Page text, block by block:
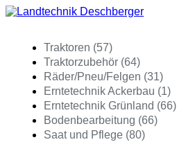
Traktoren (57)
Traktorzubehör (64)
Räder/Pneu/Felgen (31)
Erntetechnik Ackerbau (1)
Erntetechnik Grünland (66)
Bodenbearbeitung (66)
Saat und Pflege (80)